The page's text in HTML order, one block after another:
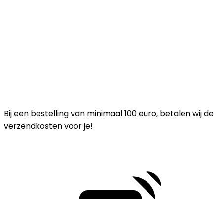
Bij een bestelling van minimaal 100 euro, betalen wij de
verzendkosten voor je!